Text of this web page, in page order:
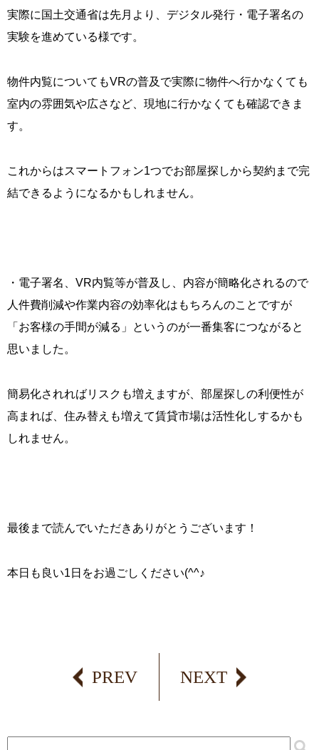
実際に国土交通省は先月より、デジタル発行・電子署名の
実験を進めている様です。
物件内覧についてもVRの普及で実際に物件へ行かなくても
室内の雰囲気や広さなど、現地に行かなくても確認できま
す。
これからはスマートフォン1つでお部屋探しから契約まで完
結できるようになるかもしれません。
・電子署名、VR内覧等が普及し、内容が簡略化されるので
人件費削減や作業内容の効率化はもちろんのことですが
「お客様の手間が減る」というのが一番集客につながると
思いました。
簡易化されればリスクも増えますが、部屋探しの利便性が
高まれば、住み替えも増えて賃貸市場は活性化しするかも
しれません。
最後まで読んでいただきありがとうございます！
本日も良い1日をお過ごしください(^^♪
PREV NEXT